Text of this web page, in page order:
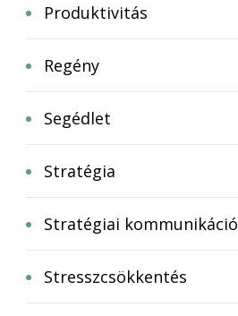
Produktivitás
Regény
Segédlet
Stratégia
Stratégiai kommunikáció
Stresszcsökkentés